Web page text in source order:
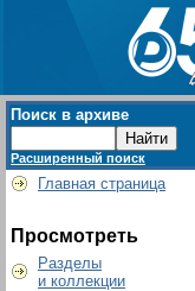
Поиск в архиве
Расширенный поиск
Главная страница
Просмотреть
Разделы
и коллекции